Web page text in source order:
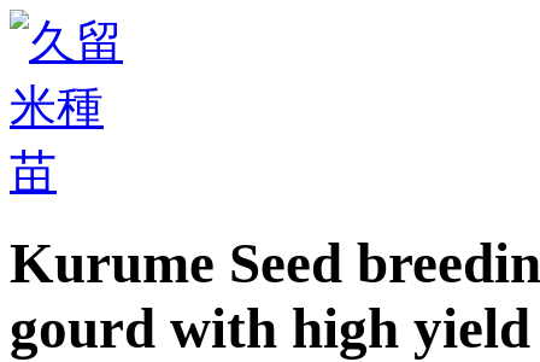
Kurume Seed
gourd with high